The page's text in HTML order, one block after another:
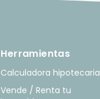
Herramientas
Calculadora hipotecaria
Vende / Renta tu